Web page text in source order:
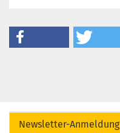
Newsletter-Anmeldung